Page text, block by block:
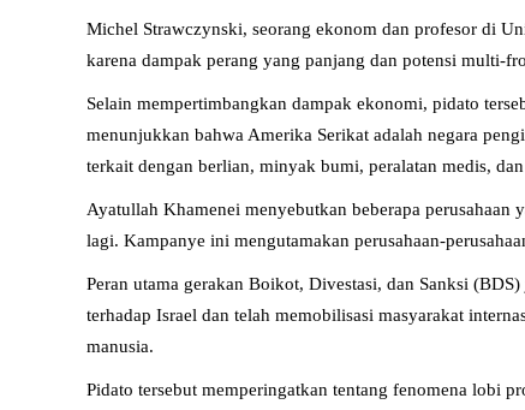
Michel Strawczynski, seorang ekonom dan profesor di
karena dampak perang yang panjang dan potensi multi-
Selain mempertimbangkan dampak ekonomi, pidato
menunjukkan bahwa Amerika Serikat adalah negara
terkait dengan berlian, minyak bumi, peralatan medis,
Ayatullah Khamenei menyebutkan beberapa perusahaan
lagi. Kampanye ini mengutamakan perusahaan-
Peran utama gerakan Boikot, Divestasi, dan Sanksi
terhadap Israel dan telah memobilisasi masyarakat
manusia.
Pidato tersebut memperingatkan tentang fenomena lobi